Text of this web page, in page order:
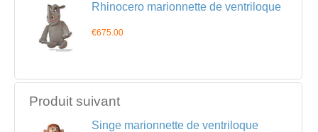
Rhinocero marionnette de ventriloque
€675.00
Produit suivant
Singe marionnette de ventriloque